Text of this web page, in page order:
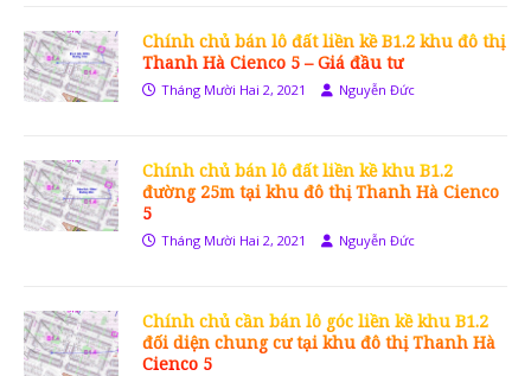
Chính chủ bán lô đất liền kề B1.2 khu đô thị
Thanh Hà Cienco 5 – Giá đầu tư
Tháng Mười Hai 2, 2021 Nguyễn Đức
Chính chủ bán lô đất liền kề khu B1.2
đường 25m tại khu đô thị Thanh Hà Cienco
5
Tháng Mười Hai 2, 2021 Nguyễn Đức
Chính chủ cần bán lô góc liền kề khu B1.2
đối diện chung cư tại khu đô thị Thanh Hà
Cienco 5